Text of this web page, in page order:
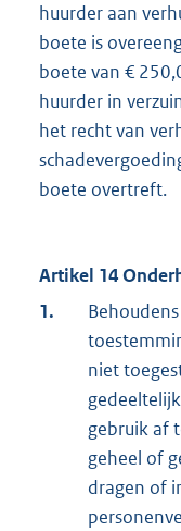
huurder aan
boete is
boete van €
huurder in
het recht van
boete overtreft.
Artikel 14
1.
niet
gebruik af
geheel of
dragen of